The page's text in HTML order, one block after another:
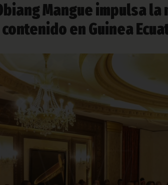
Mangue impulsa
en Guinea